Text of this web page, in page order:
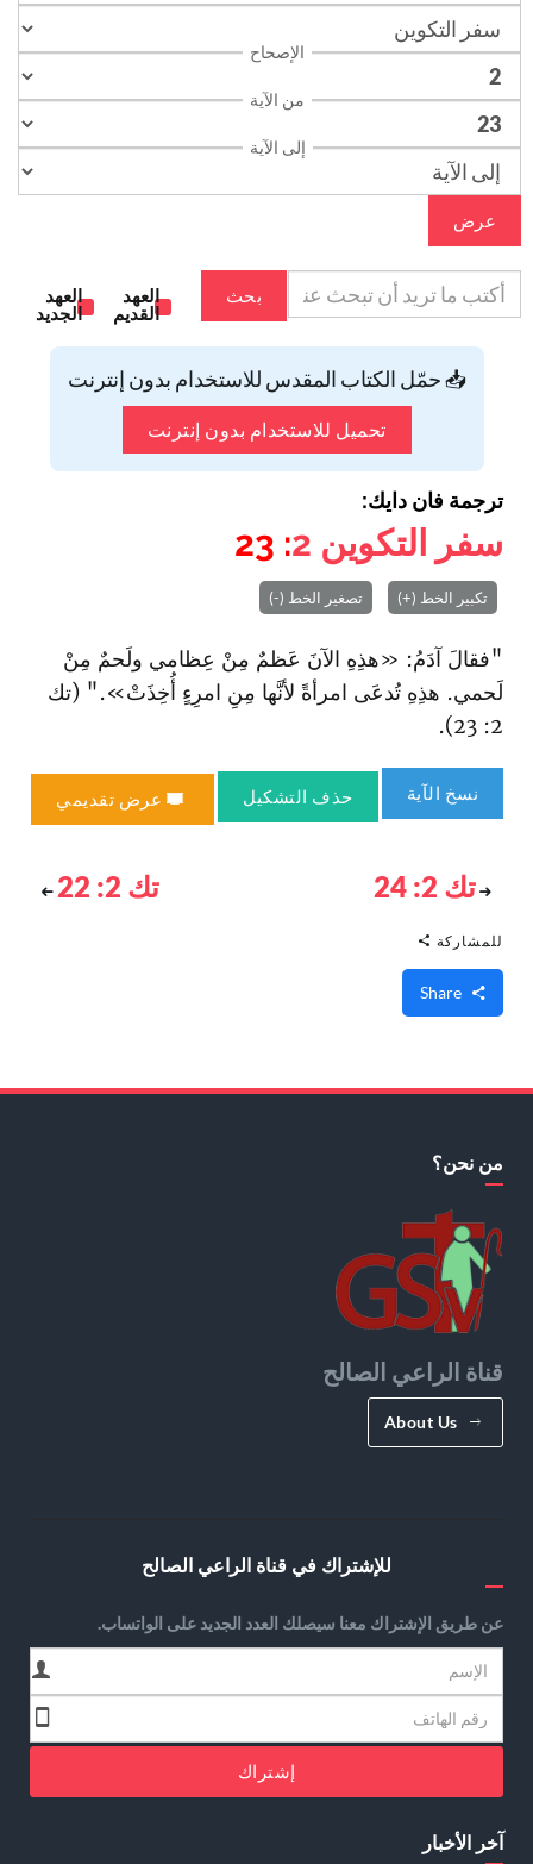
الإصحاح
من الآية
إلى الآية
عرض
بحث
العهد
القديم
العهد
الجديد
📥 حمّل الكتاب المقدس للاستخدام بدون إنترنت
تحميل للاستخدام بدون إنترنت
ترجمة فان دايك:
سفر التكوين 2
: 23
تكبير الخط (+) تصغير الخط (-)
"فقالَ آدَمُ: «هذِهِ الآنَ عَظمٌ مِنْ عِظامي ولَحمٌ مِنْ
لَحمي. هذِهِ تُدعَى امرأةً لأنَّها مِنِ امرِءٍ أُخِذَتْ»." (تك
2: 23).
نسخ الآية حذف التشكيل عرض تقديمي
تك 2: 24 تك 2: 22
للمشاركة
من نحن؟
قناة الراعي الصالح
About Us
للإشتراك في قناة الراعي الصالح
عن طريق الإشتراك معنا سيصلك العدد الجديد على الواتساب.
إشتراك
آخر الأخبار